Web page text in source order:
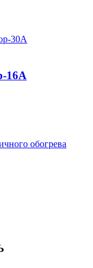
16А